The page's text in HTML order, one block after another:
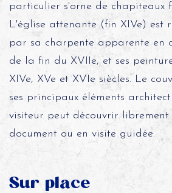
particulier s'orne de chapiteaux
L'église attenante (fin XIVe) est
par sa charpente apparente en
de la fin du XVIIe, et ses
XIVe, XVe et XVIe siècles. Le
ses principaux éléments
visiteur peut découvrir librement
document ou en visite guidée.
Sur place